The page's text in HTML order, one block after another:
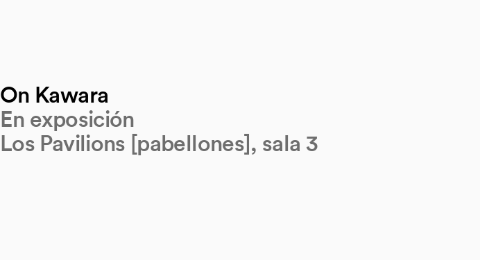
On Kawara
En exposición
Los Pavilions [pabellones], sala 3